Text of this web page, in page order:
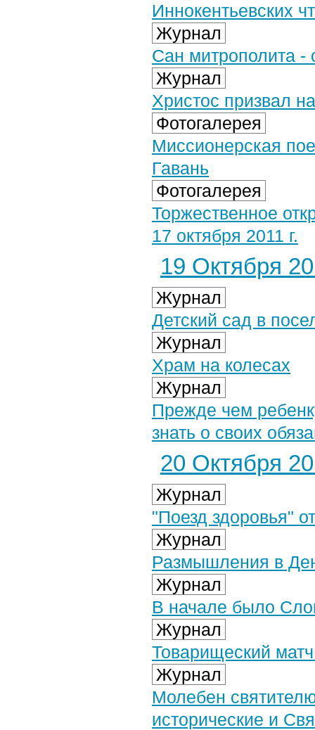
Иннокентьевских
Журнал
Сан митрополита -
Журнал
Христос призвал
Фотогалерея
Миссионерская
Гавань
Фотогалерея
Торжественное
17 октября 2011 г.
19 Октября
Журнал
Детский сад в
Журнал
Храм на колесах
Журнал
Прежде чем
знать о своих
20 Октября
Журнал
"Поезд здоровья"
Журнал
Размышления в
Журнал
В начале было
Журнал
Товарищеский
Журнал
Молебен
исторические и